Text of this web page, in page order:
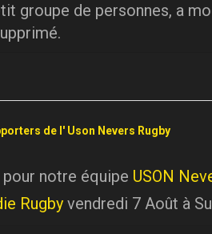
groupe de personnes, a
de l' Uson Nevers Rugby
notre équipe USON
Rugby vendredi 7 Août à